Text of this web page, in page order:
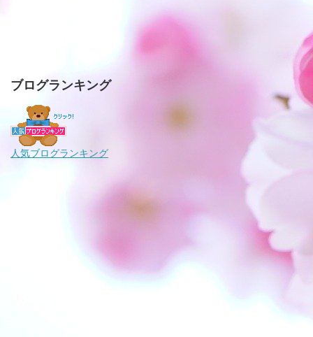
ブログランキング
人気ブログランキング